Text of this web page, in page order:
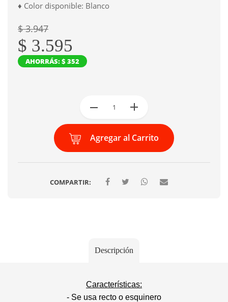
♦ Color disponible: Blanco
$ 3.947
$ 3.595
AHORRÁS: $ 352
Agregar al Carrito
COMPARTIR:
Descripción
Características:
- Se usa recto o esquinero